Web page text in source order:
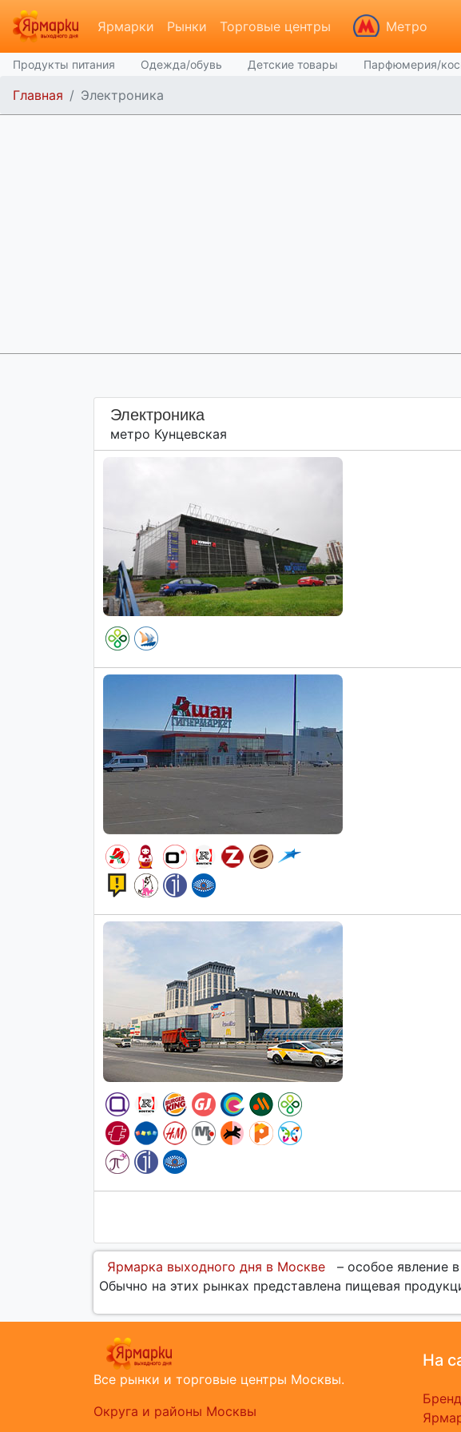
Ярмарки Рынки Торговые центры Метро
Продукты питания Одежда/обувь Детские товары Парфюмерия/
Главная Электроника
Электроника
метро Кунцевская
Ярмарка выходного дня в Москве
– особое явление
Обычно на этих рынках представлена пищевая
Все рынки и торговые центры Москвы.
Округа и районы Москвы
На